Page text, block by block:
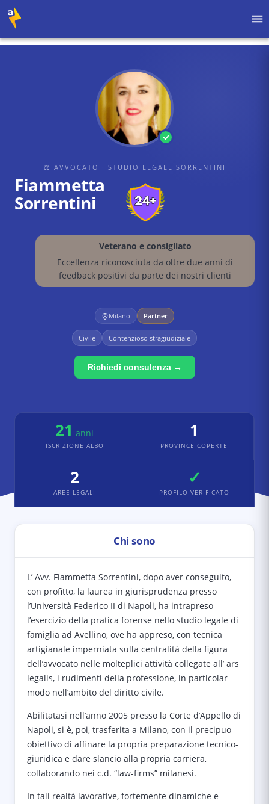
⚖ AVVOCATO · STUDIO LEGALE SORRENTINI
Fiammetta
Sorrentini
Veterano e consigliato
Eccellenza riconosciuta da oltre due anni di
feedback positivi da parte dei nostri clienti
Milano Partner
Civile Contenzioso stragiudiziale
Richiedi consulenza →
21 anni
ISCRIZIONE ALBO
1
PROVINCE COPERTE
2
AREE LEGALI
✓
PROFILO VERIFICATO
Chi sono
L’ Avv. Fiammetta Sorrentini, dopo aver conseguito,
con profitto, la laurea in giurisprudenza presso
l’Università Federico II di Napoli, ha intrapreso
l’esercizio della pratica forense nello studio legale di
famiglia ad Avellino, ove ha appreso, con tecnica
artigianale imperniata sulla centralità della figura
dell’avvocato nelle molteplici attività collegate all’ ars
legalis, i rudimenti della professione, in particolar
modo nell’ambito del diritto civile.
Abilitatasi nell’anno 2005 presso la Corte d’Appello di
Napoli, si è, poi, trasferita a Milano, con il precipuo
obiettivo di affinare la propria preparazione tecnico-
giuridica e dare slancio alla propria carriera,
collaborando nei c.d. “law-firms” milanesi.
In tali realtà lavorative, fortemente dinamiche e